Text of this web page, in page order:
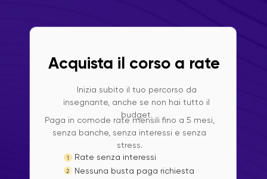
2
1
Rate senza interessi
Nessuna busta paga richiesta
Acquista il corso a rate
Inizia subito il tuo percorso da
insegnante, anche se non hai tutto il
budget.
Paga in comode rate mensili fino a 5 mesi,
senza banche, senza interessi e senza
stress.